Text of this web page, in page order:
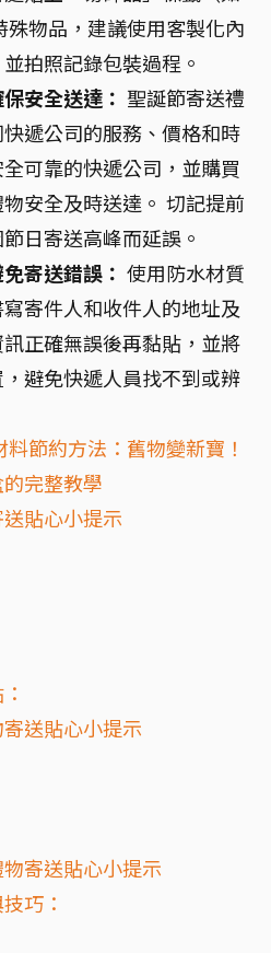
物品，建議使用客製化內
拍照記錄包裝過程。
安全送達： 聖誕節寄送禮
遞公司的服務、價格和時
可靠的快遞公司，並購買
安全及時送達。 切記提前
日寄送高峰而延誤。
寄送錯誤： 使用防水材質
寄件人和收件人的地址及
正確無誤後再黏貼，並將
避免快遞人員找不到或辨
節約方法：舊物變新寶！
完整教學
貼心小提示
送貼心小提示
寄送貼心小提示
巧：